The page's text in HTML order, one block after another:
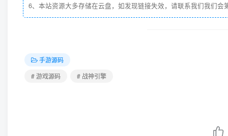
6、本站资源大多存储在云盘，如发现链接失效，请联系我们我们
手游源码
# 游戏源码
# 战神引擎